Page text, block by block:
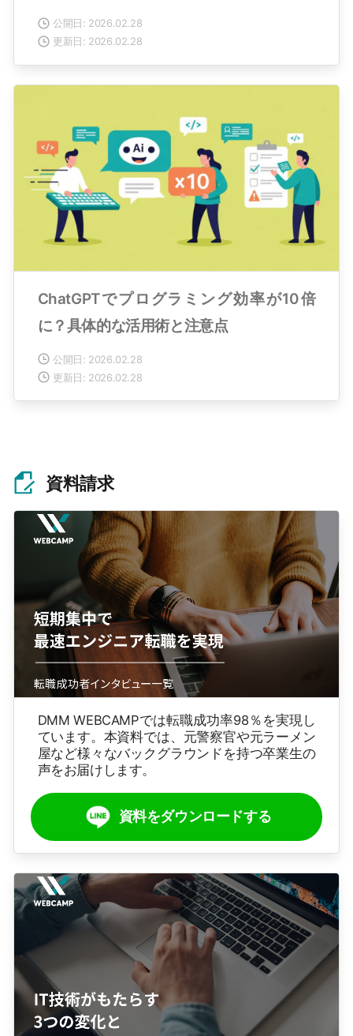
公開日: 2026.02.28
更新日: 2026.02.28
ChatGPTでプログラミング効率が10倍
に？具体的な活用術と注意点
公開日: 2026.02.28
更新日: 2026.02.28
資料請求
DMM WEBCAMPでは転職成功率98％を実現し
ています。本資料では、元警察官や元ラーメン
屋など様々なバックグラウンドを持つ卒業生の
声をお届けします。
資料をダウンロードする